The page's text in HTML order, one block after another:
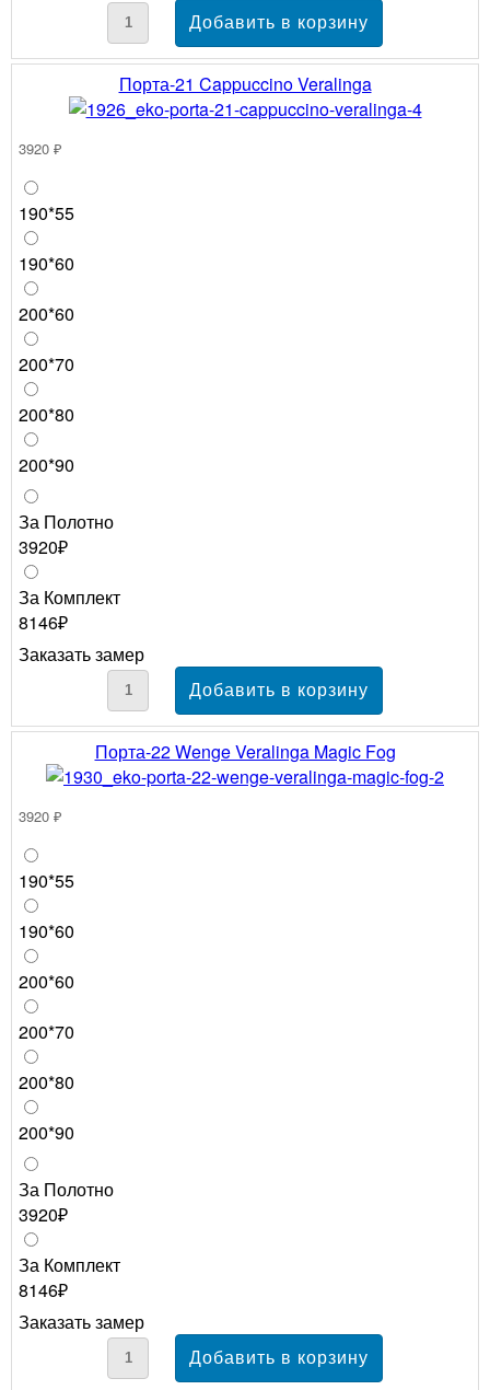
Порта-21 Cappuccino Veralinga
3920 ₽
190*55
190*60
200*60
200*70
200*80
200*90
За Полотно
3920₽
За Комплект
8146₽
Заказать замер
Порта-22 Wenge Veralinga Magic Fog
3920 ₽
190*55
190*60
200*60
200*70
200*80
200*90
За Полотно
3920₽
За Комплект
8146₽
Заказать замер